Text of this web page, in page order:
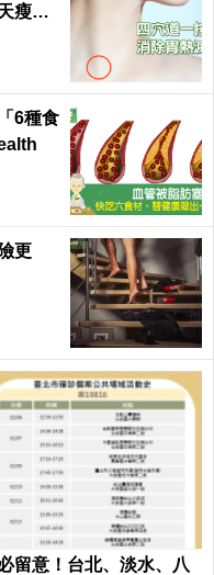
瘦三
6種食
更
留意！台北、淡水、八